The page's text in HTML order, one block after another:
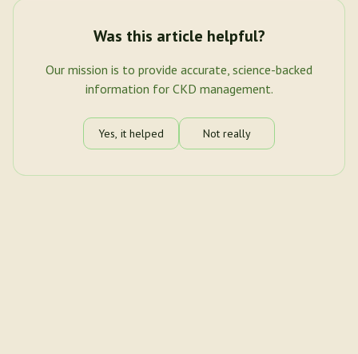
Was this article helpful?
Our mission is to provide accurate, science-backed
information for CKD management.
Yes, it helped Not really